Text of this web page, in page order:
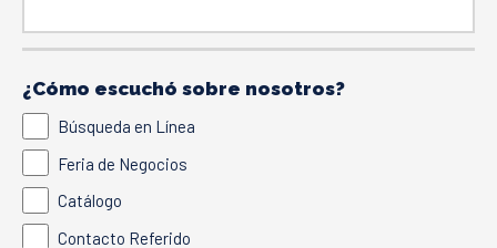
¿Cómo escuchó sobre nosotros?
Búsqueda en Línea
Feria de Negocios
Catálogo
Contacto Referido